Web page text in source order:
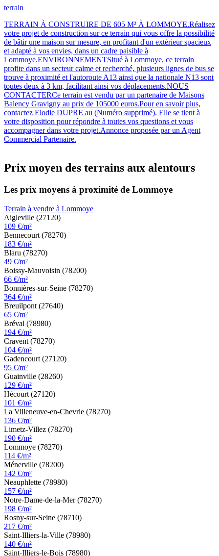
terrain
TERRAIN À CONSTRUIRE DE 605 M² À LOMMOYE.Réalisez
votre projet de construction sur ce terrain qui vous offre la possibilité
de bâtir une maison sur mesure, en profitant d'un extérieur spacieux
et adapté à vos envies, dans un cadre paisible à
Lommoye.ENVIRONNEMENTSitué à Lommoye, ce terrain
profite dans un secteur calme et recherché, plusieurs lignes de bus se
trouve à proximité et l'autoroute A13 ainsi que la nationale N13 sont
toutes deux à 3 km, facilitant ainsi vos déplacements.NOUS
CONTACTERCe terrain est vendu par un partenaire de Maisons
Balency Gravigny au prix de 105000 euros.Pour en savoir plus,
contactez Elodie DUPRE au (Numéro supprimé). Elle se tient à
votre disposition pour répondre à toutes vos questions et vous
accompagner dans votre projet.Annonce proposée par un Agent
Commercial Partenaire.
Prix moyen des terrains aux alentours
Les prix moyens à proximité de Lommoye
Terrain à vendre à Lommoye
Aigleville (27120)
109 €/m²
Bennecourt (78270)
183 €/m²
Blaru (78270)
49 €/m²
Boissy-Mauvoisin (78200)
66 €/m²
Bonnières-sur-Seine (78270)
364 €/m²
Breuilpont (27640)
65 €/m²
Bréval (78980)
194 €/m²
Cravent (78270)
104 €/m²
Gadencourt (27120)
95 €/m²
Guainville (28260)
129 €/m²
Hécourt (27120)
101 €/m²
La Villeneuve-en-Chevrie (78270)
136 €/m²
Limetz-Villez (78270)
190 €/m²
Lommoye (78270)
114 €/m²
Ménerville (78200)
142 €/m²
Neauphlette (78980)
157 €/m²
Notre-Dame-de-la-Mer (78270)
198 €/m²
Rosny-sur-Seine (78710)
217 €/m²
Saint-Illiers-la-Ville (78980)
140 €/m²
Saint-Illiers-le-Bois (78980)